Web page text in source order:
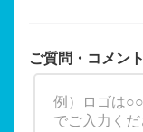
ご質問・コメント